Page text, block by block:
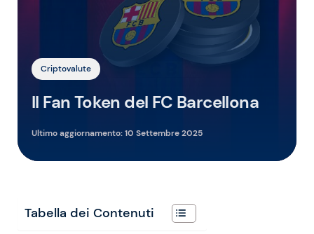
Criptovalute
Il Fan Token del FC Barcellona
Ultimo aggiornamento:10 Settembre 2025
Tabella dei Contenuti